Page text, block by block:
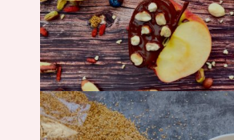
Backen